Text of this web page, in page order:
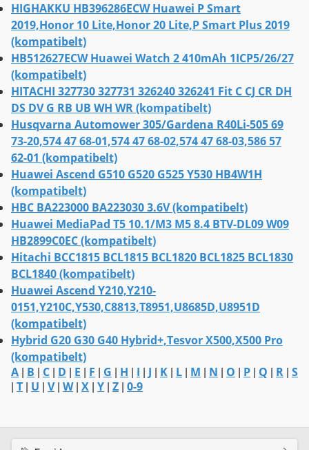
HIGHAKKU HB396286ECW Huawei P Smart
2019,Honor 10 Lite,Honor 20 Lite,P Smart Plus 2019
(kompatibelt)
HB512627ECW Huawei Watch 2 410mAh 1ICP5/26/27
(kompatibelt)
HITACHI 327730 327731 326240 326241 Fit C CJ CR DH
DS DV G RB UB WH WR (kompatibelt)
Husqvarna Automower 305/Gardena R40Li-505 69
73-20,574 47 68-01,574 47 68-02,574 47 68-03,586 57
62-01 (kompatibelt)
Huawei Ascend G510 G520 G525 Y530 HB4W1H
(kompatibelt)
HBC BA223000 BA223030 3.6V (kompatibelt)
Huawei MediaPad T5 10.1/M3 M5 8.4 BTV-DL09 W09
HB2899C0EC (kompatibelt)
Hitachi BCC1815 BCL1815 BCL1820 BCL1825 BCL1830
BCL1840 (kompatibelt)
Huawei Ascend Y210,Y210-
0151,Y210C,Y530,C8813,T8951,U8685D,U8951D
(kompatibelt)
Hybrid G20 G30 G40 Hybrid+,Tesvor X500,X500 Pro
(kompatibelt)
A B C D E F G H I J K L M N O P Q R S
T U V| W| X Y Z 0-9